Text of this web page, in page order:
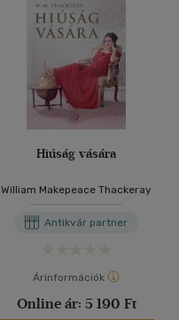
Hiúság vására
William Makepeace Thackeray
Antikvár partner
Árinformációk
Online ár: 5 190 Ft